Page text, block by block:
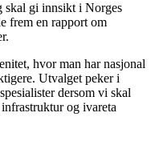
skal gi innsikt i Norges
frem en rapport om
hvor man har nasjonal
Utvalget peker i
dersom vi skal
og ivareta